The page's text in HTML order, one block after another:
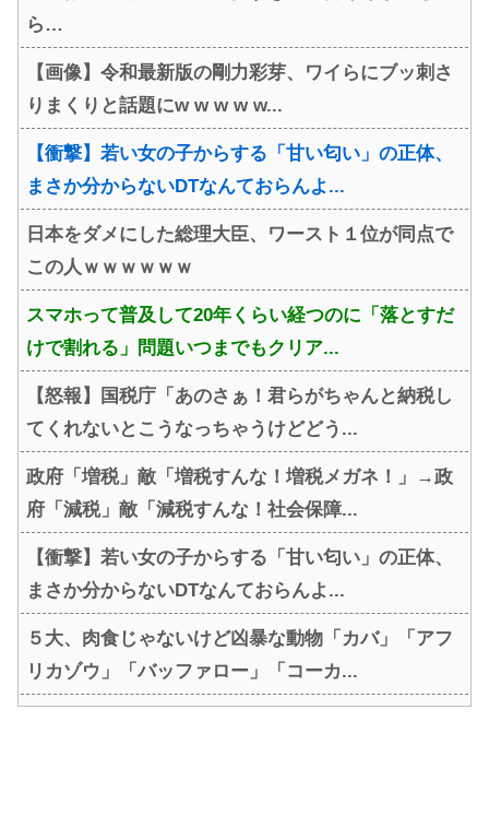
ら…
【画像】令和最新版の剛力彩芽、ワイらにブッ刺さ
りまくりと話題にw w w w w...
【衝撃】若い女の子からする「甘い匂い」の正体、
まさか分からないDTなんておらんよ...
日本をダメにした総理大臣、ワースト１位が同点で
この人ｗｗｗｗｗｗ
スマホって普及して20年くらい経つのに「落とすだ
けで割れる」問題いつまでもクリア...
【怒報】国税庁「あのさぁ！君らがちゃんと納税し
てくれないとこうなっちゃうけどどう...
政府「増税」敵「増税すんな！増税メガネ！」→政
府「減税」敵「減税すんな！社会保障...
【衝撃】若い女の子からする「甘い匂い」の正体、
まさか分からないDTなんておらんよ...
５大、肉食じゃないけど凶暴な動物「カバ」「アフ
リカゾウ」「バッファロー」「コーカ...